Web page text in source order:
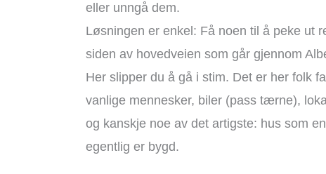
eller unngå dem.
Løsningen er enkel: Få noen til å peke ut
siden av hovedveien som går gjennom
Her slipper du å gå i stim. Det er her folk
vanlige mennesker, biler (pass tærne),
og kanskje noe av det artigste: hus som
egentlig er bygd.